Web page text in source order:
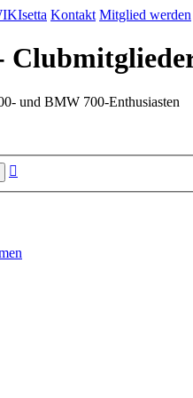
Kontakt Mitglied werden
und BMW 700-Enthusiasten